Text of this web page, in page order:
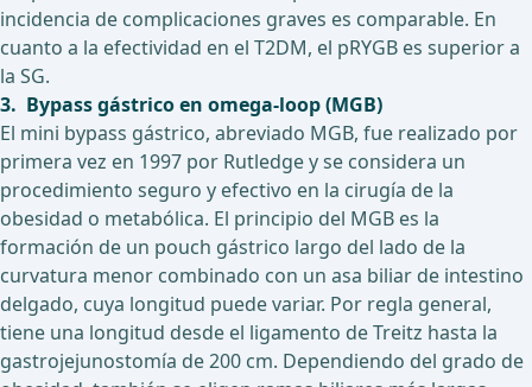
incidencia de complicaciones graves es comparable. En
cuanto a la efectividad en el T2DM, el pRYGB es superior a
la SG.
3. Bypass gástrico en omega-loop (MGB)
El mini bypass gástrico, abreviado MGB, fue realizado por
primera vez en 1997 por Rutledge y se considera un
procedimiento seguro y efectivo en la cirugía de la
obesidad o metabólica. El principio del MGB es la
formación de un pouch gástrico largo del lado de la
curvatura menor combinado con un asa biliar de intestino
delgado, cuya longitud puede variar. Por regla general,
tiene una longitud desde el ligamento de Treitz hasta la
gastrojejunostomía de 200 cm. Dependiendo del grado de